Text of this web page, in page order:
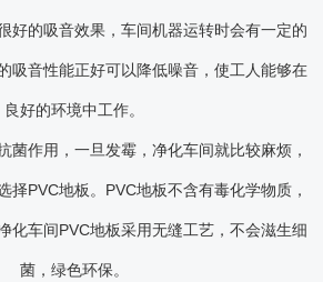
好的吸音效果，车间机器运转时会有一定的
吸音性能正好可以降低噪音，使工人能够在
良好的环境中工作。
菌作用，一旦发霉，净化车间就比较麻烦，
择PVC地板。PVC地板不含有毒化学物质，
化车间PVC地板采用无缝工艺，不会滋生细
菌，绿色环保。